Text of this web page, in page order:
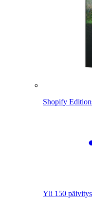
Shopify
Yli 150